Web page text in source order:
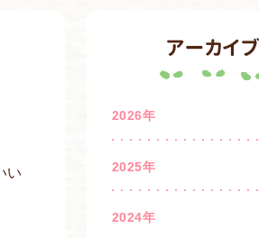
い
アーカイブ
2026年
2025年
2024年